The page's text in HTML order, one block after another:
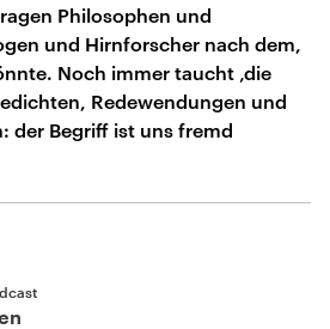
Philosophen und
und Hirnforscher nach dem,
Noch immer taucht ‚die
Redewendungen und
der Begriff ist uns fremd